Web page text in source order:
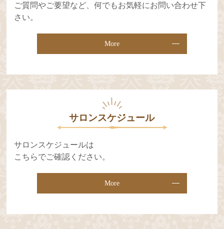
ご質問やご要望など、何でもお気軽にお問い合わせ下
さい。
More
サロンスケジュール
サロンスケジュールは
こちらでご確認ください。
More